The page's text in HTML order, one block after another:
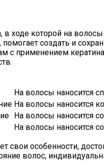
в ходе которой на
помогает создать и
с применением
На волосы наносится
На волосы наносится
На волосы наносится
На волосы наносится
свои особенности,
волос,